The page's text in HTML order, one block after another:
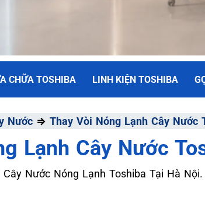
HÀNH
- Dịch Vụ Tối Đa
CHỮA TOSHIBA LINH KIỆN TOSHIBA
Nước ⇒ Thay Vòi Nóng Lạnh Cây Nước
Lạnh Cây Nước
Cây Nước Nóng Lạnh Toshiba Tại Hà